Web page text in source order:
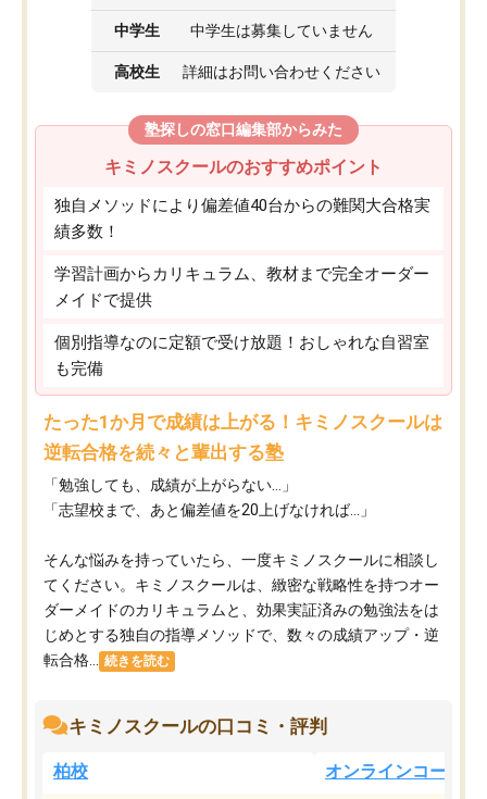
中学生 中学生は募集していません
高校生 詳細はお問い合わせください
塾探しの窓口編集部からみた
キミノスクールのおすすめポイント
独自メソッドにより偏差値40台からの難関大合格実
績多数！
学習計画からカリキュラム、教材まで完全オーダー
メイドで提供
個別指導なのに定額で受け放題！おしゃれな自習室
も完備
たった1か月で成績は上がる！キミノスクールは
逆転合格を続々と輩出する塾
「勉強しても、成績が上がらない…」
「志望校まで、あと偏差値を20上げなければ…」
そんな悩みを持っていたら、一度キミノスクールに相談し
てください。キミノスクールは、緻密な戦略性を持つオー
ダーメイドのカリキュラムと、効果実証済みの勉強法をは
じめとする独自の指導メソッドで、数々の成績アップ・逆
転合格...
続きを読む
キミノスクールの口コミ・評判
柏校 オンラインコース